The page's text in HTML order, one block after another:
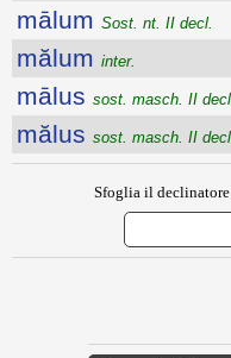
mālum Sost. nt. II decl.
mălum inter.
mālus sost. masch. II
mălus sost. masch. II
Sfoglia il